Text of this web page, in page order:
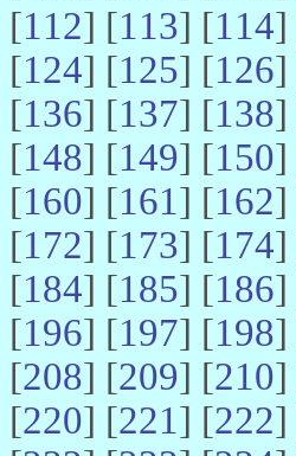
[112] [113] [114]
[124] [125] [126]
[136] [137] [138]
[148] [149] [150]
[160] [161] [162]
[172] [173] [174]
[184] [185] [186]
[196] [197] [198]
[208] [209] [210]
[220] [221] [222]